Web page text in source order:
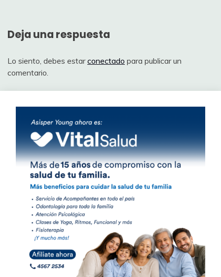
Deja una respuesta
Lo siento, debes estarconectado para publicar un
comentario.